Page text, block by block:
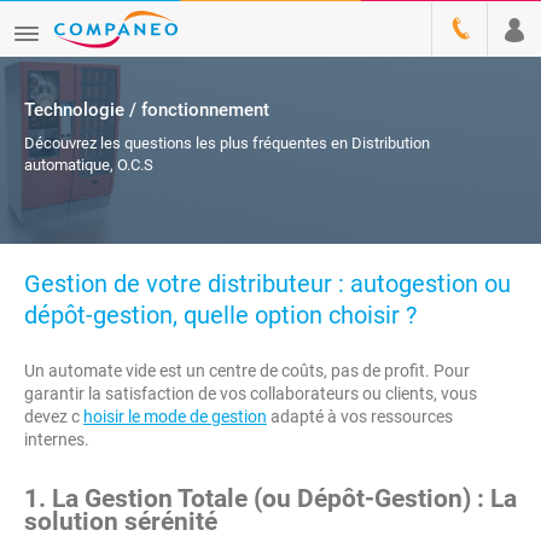
Technologie / fonctionnement
Découvrez les questions les plus fréquentes en Distribution
automatique, O.C.S
Gestion de votre distributeur : autogestion ou
dépôt-gestion, quelle option choisir ?
Un automate vide est un centre de coûts, pas de profit. Pour
garantir la satisfaction de vos collaborateurs ou clients, vous
devez c hoisir le mode de gestion adapté à vos ressources
internes.
1. La Gestion Totale (ou Dépôt-Gestion) : La
solution sérénité